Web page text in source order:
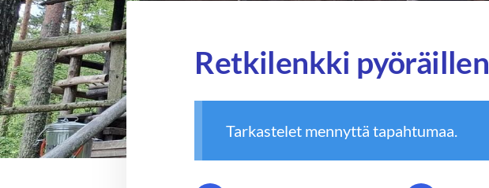
Retkilenkki pyöräillen
Tarkastelet mennyttä tapahtumaa.